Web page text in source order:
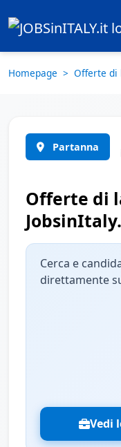
Homepage Offerte di
Partanna
Offerte di
Cerca e
direttamente
Vedi